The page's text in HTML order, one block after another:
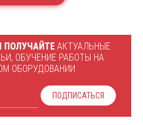
ПОЛУЧАЙТЕ АКТУАЛЬНЫЕ
ОБУЧЕНИЕ РАБОТЫ НА
ОБОРУДОВАНИИ
ПОДПИСАТЬСЯ